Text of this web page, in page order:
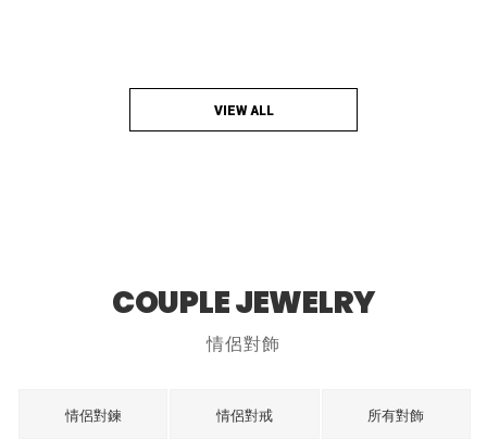
VIEW ALL
COUPLE JEWELRY
情侶對飾
情侶對鍊 情侶對戒 所有對飾